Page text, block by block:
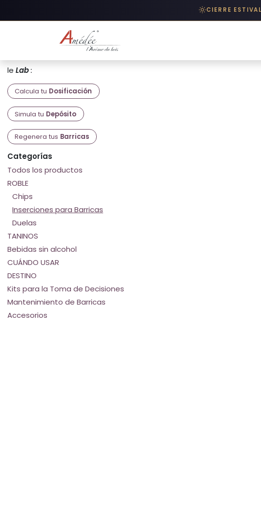
CIERRE ESTIVAL
le Lab:
Calcula tu Dosificación
Simula tu Depósito
Regenera tus Barricas
Categorías
Todos los productos
ROBLE
Chips
Inserciones para Barricas
Duelas
TANINOS
Bebidas sin alcohol
CUÁNDO USAR
DESTINO
Kits para la Toma de Decisiones
Mantenimiento de Barricas
Accesorios